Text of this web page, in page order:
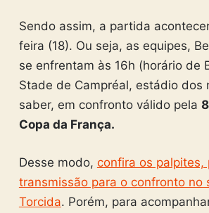
Sendo assim, a partida
feira (18). Ou seja, as equipes,
se enfrentam às 16h (horário de
Stade de Campréal, estádio dos
saber, em confronto válido pela
Copa da França.
Desse modo, confira os palpites,
transmissão para o confronto no
Torcida. Porém, para